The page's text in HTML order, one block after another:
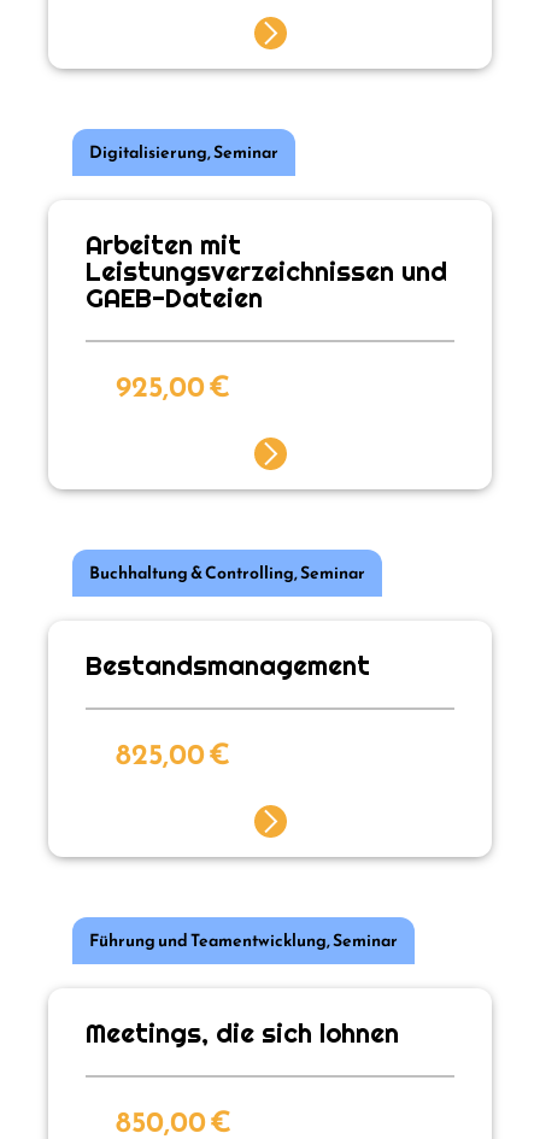
Digitalisierung,Seminar
Arbeiten mit
Leistungsverzeichnissen und
GAEB-Dateien
925,00€
Buchhaltung & Controlling,Seminar
Bestandsmanagement
825,00€
Führung und Teamentwicklung,Seminar
Meetings, die sich lohnen
850,00€